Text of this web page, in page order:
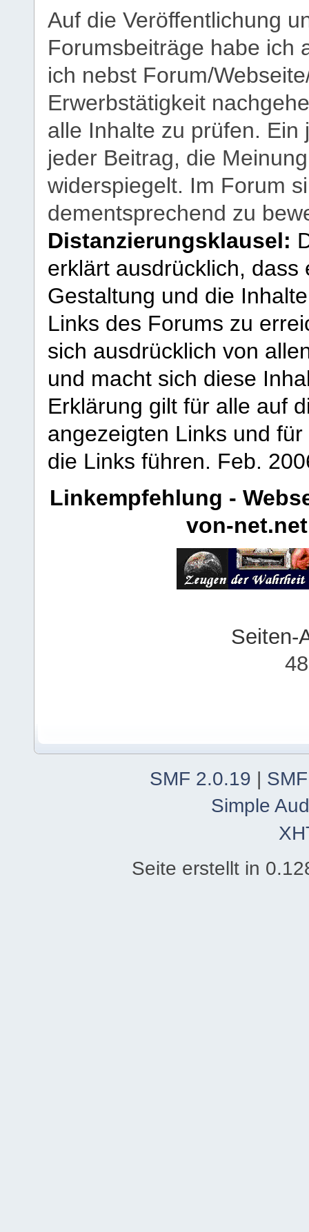
Auf die Veröffentlichung
Forumsbeiträge habe ich
ich nebst Forum/
Erwerbstätigkeit
alle Inhalte zu prüfen.
jeder Beitrag, die
widerspiegelt. Im Forum
dementsprechend zu
Distanzierungsklausel:
erklärt ausdrücklich,
Gestaltung und die
Links des Forums zu
sich ausdrücklich von
und macht sich diese
Erklärung gilt für alle auf
angezeigten Links und
die Links führen. Feb.
Linkempfehlung -
von-net.net
Seiten-
SMF 2.0.19 |
Simple
Seite erstellt in